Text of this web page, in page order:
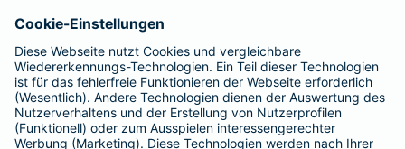
Barmenia ist Teil der BarmeniaGothaer
BELIEBTE SEITEN
Kranken-Zusatzversicherung
Tierversicherungen
Haftpflichtversicherung